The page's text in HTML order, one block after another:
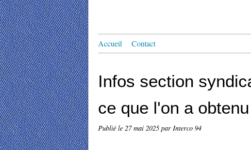
Accueil Contact
Infos section
ce que l'on a obtenu
Publié le 27 mai 2025 par Interco 94